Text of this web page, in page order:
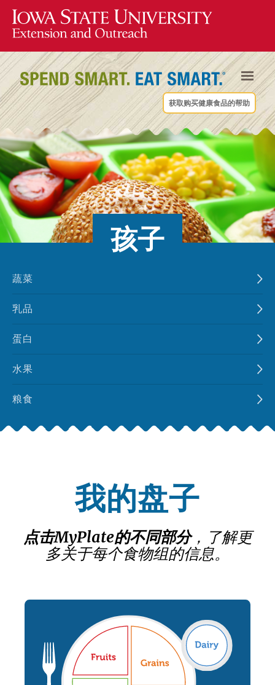
获取购买健康食品的帮助
孩子
蔬菜
乳品
蛋白
水果
粮食
我的盘子
点击MyPlate的不同部分，了解更
多关于每个食物组的信息。